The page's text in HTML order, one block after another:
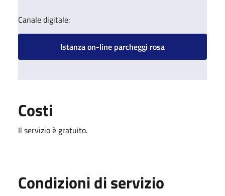
Canale digitale:
Istanza on-line parcheggi rosa
Costi
Il servizio è gratuito.
Condizioni di servizio